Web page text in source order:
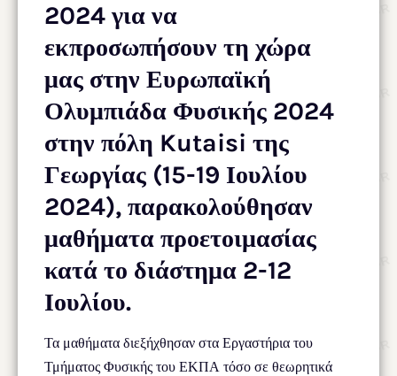
2024 για να
εκπροσωπήσουν τη χώρα
μας στην Ευρωπαϊκή
Ολυμπιάδα Φυσικής 2024
στην πόλη Kutaisi της
Γεωργίας (15-19 Ιουλίου
2024), παρακολούθησαν
μαθήματα προετοιμασίας
κατά το διάστημα 2-12
Ιουλίου.
Τα μαθήματα διεξήχθησαν στα Εργαστήρια του
Τμήματος Φυσικής του ΕΚΠΑ τόσο σε θεωρητικά